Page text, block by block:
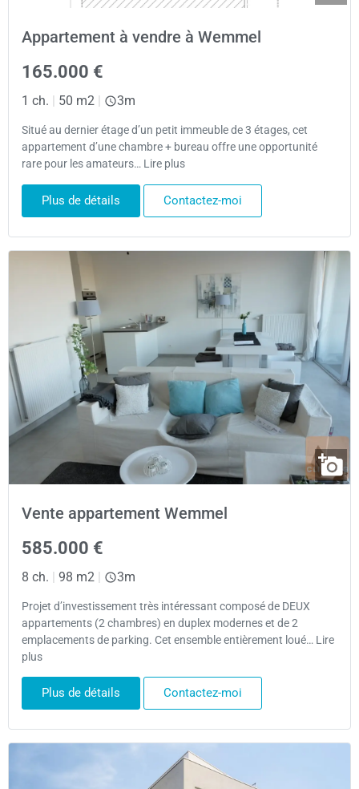
Appartement à vendre à Wemmel
165.000 €
1 ch. | 50 m2 | 3m
Situé au dernier étage d’un petit immeuble de 3 étages, cet
appartement d’une chambre + bureau offre une opportunité
rare pour les amateurs… Lire plus
Plus de détails Contactez-moi
Vente appartement Wemmel
585.000 €
8 ch. | 98 m2 | 3m
Projet d’investissement très intéressant composé de DEUX
appartements (2 chambres) en duplex modernes et de 2
emplacements de parking. Cet ensemble entièrement loué… Lire
plus
Plus de détails Contactez-moi